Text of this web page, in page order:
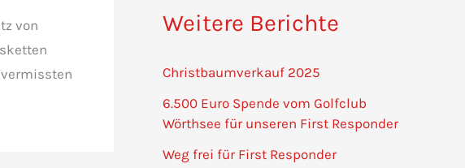
von
Weitere Berichte
Christbaumverkauf 2025
6.500 Euro Spende vom Golfclub
Wörthsee für unseren First Responder
Weg frei für First Responder